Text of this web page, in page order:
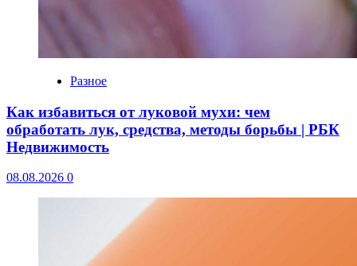
Разное
Как избавиться от луковой мухи: чем
обработать лук, средства, методы борьбы | РБК
Недвижимость
08.08.2026 0